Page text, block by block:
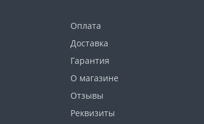
Оплата
Доставка
Гарантия
О магазине
Отзывы
Реквизиты